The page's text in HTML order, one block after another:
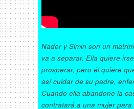
Nader y Simin son un
va a separar. Ella quiere
prosperar, pero él quiere
así cuidar de su padre,
Cuando ella abandone la
contratará a una mujer